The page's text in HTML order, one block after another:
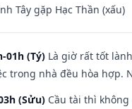
Tây gặp Hạc Thần (xấu)
01h (Tý) Là giờ rất tốt
trong nhà đều hòa hợp.
(Sửu) Cầu tài thì